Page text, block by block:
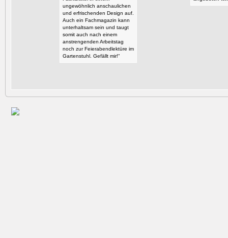
ungewöhnlich anschaulichen
und erfrischenden Design auf.
Auch ein Fachmagazin kann
unterhaltsam sein und taugt
somit auch nach einem
anstrengenden Arbeitstag
noch zur Feierabendlektüre im
Gartenstuhl. Gefällt mir!“